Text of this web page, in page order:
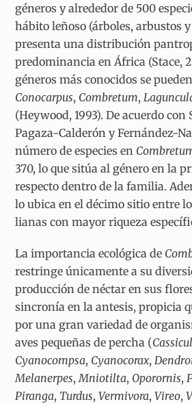
géneros y alrededor de 500
hábito leñoso (árboles, arbustos
presenta una distribución
predominancia en África (Stace,
géneros más conocidos se
Conocarpus, Combretum,
(Heywood, 1993). De acuerdo con
Pagaza-Calderón y Fernández-
número de especies en
370, lo que sitúa al género en la
respecto dentro de la familia.
lo ubica en el décimo sitio entre
lianas con mayor riqueza
La importancia ecológica de
restringe únicamente a su
producción de néctar en sus
sincronía en la antesis, propicia
por una gran variedad de
aves pequeñas de percha (
Cyanocompsa, Cyanocorax,
Melanerpes,Mniotilta, Oporornis,
Piranga, Turdus,Vermivora,Vireo,